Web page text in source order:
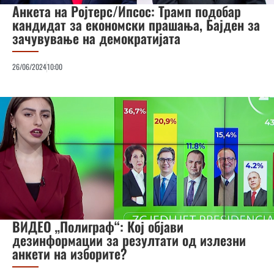
Анкета на Ројтерс/Ипсос: Трамп подобар
кандидат за економски прашања, Бајден за
зачувување на демократијата
26/06/202410:00
ВИДЕО „Полиграф“: Кој објави
дезинформации за резултати од излезни
анкети на изборите?